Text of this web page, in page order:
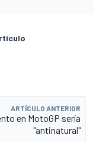
ARTÍCULO ANTERIOR
en MotoGP sería
"antinatural"